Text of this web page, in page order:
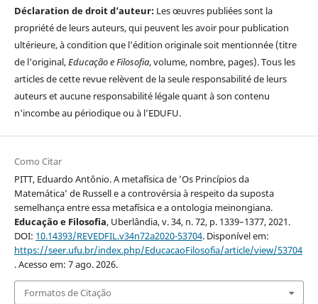
Déclaration de droit d’auteur: Les œuvres publiées sont la
propriété de leurs auteurs, qui peuvent les avoir pour publication
ultérieure, à condition que l'édition originale soit mentionnée (titre
de l'original,Educação e Filosofia, volume, nombre, pages). Tous les
articles de cette revue relèvent de la seule responsabilité de leurs
auteurs et aucune responsabilité légale quant à son contenu
n'incombe au périodique ou à l’EDUFU.
Como Citar
PITT, Eduardo Antônio. A metafísica de ’Os Princípios da
Matemática’ de Russell e a controvérsia à respeito da suposta
semelhança entre essa metafísica e a ontologia meinongiana.
Educação e Filosofia, Uberlândia, v. 34, n. 72, p. 1339–1377, 2021.
DOI: 10.14393/REVEDFIL.v34n72a2020-53704. Disponível em:
https://seer.ufu.br/index.php/EducacaoFilosofia/article/view/53704
. Acesso em: 7 ago. 2026.
Formatos de Citação